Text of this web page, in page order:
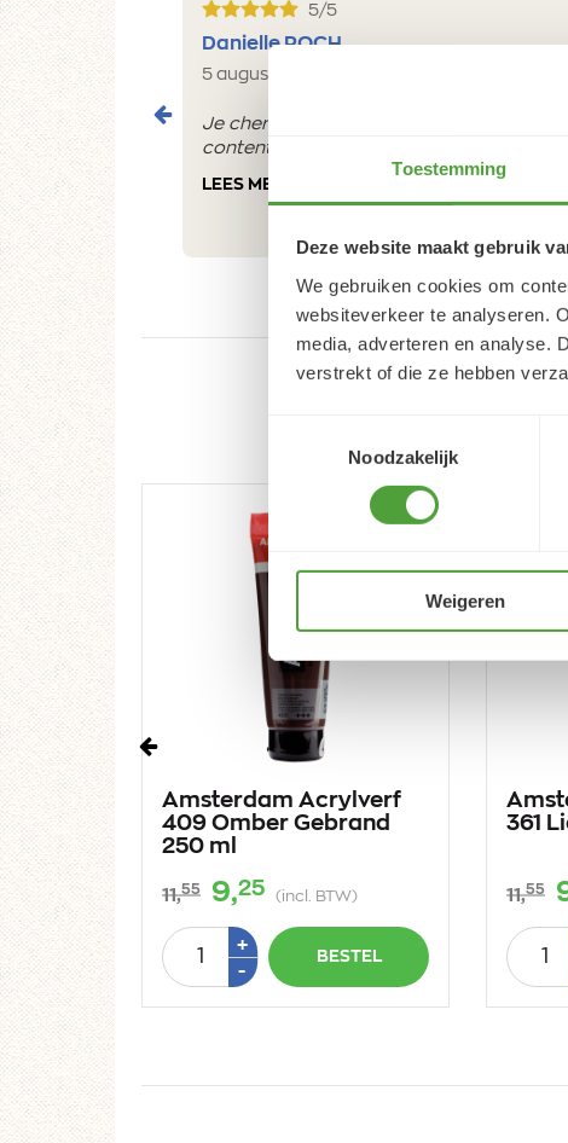
Toestemming
Deze website maakt gebruik
We gebruiken cookies om
websiteverkeer te analyseren.
media, adverteren en analyse.
verstrekt of die ze hebben
Noodzakelijk
Weigeren
5/5
Danielle ROCH
5 augustus 2026
Je cherche un magasin pour mes
contente du résultat
LEES MEER
Vorige
Amsterdam Acrylverf
409 Omber Gebrand
250 ml
11,55 9,25 (incl. BTW)
Aantal +Plus
-Min
BESTEL
361
11,55
Aantal